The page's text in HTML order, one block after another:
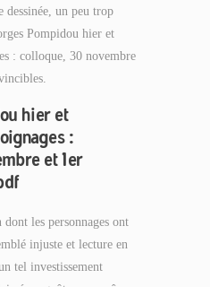
dessinée, un peu trop
Pompidou hier et
: colloque, 30 novembre
hier et
:
et 1er
dont les personnages ont
injuste et lecture en
tel investissement